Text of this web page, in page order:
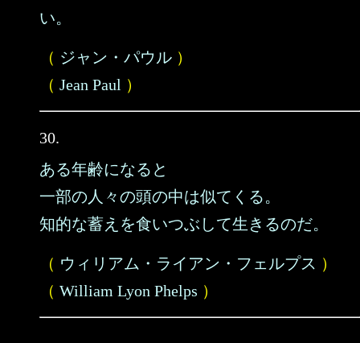
い。
（ ジャン・パウル ）
（ Jean Paul ）
30.
ある年齢になると
一部の人々の頭の中は似てくる。
知的な蓄えを食いつぶして生きるのだ。
（ ウィリアム・ライアン・フェルプス ）
（ William Lyon Phelps ）